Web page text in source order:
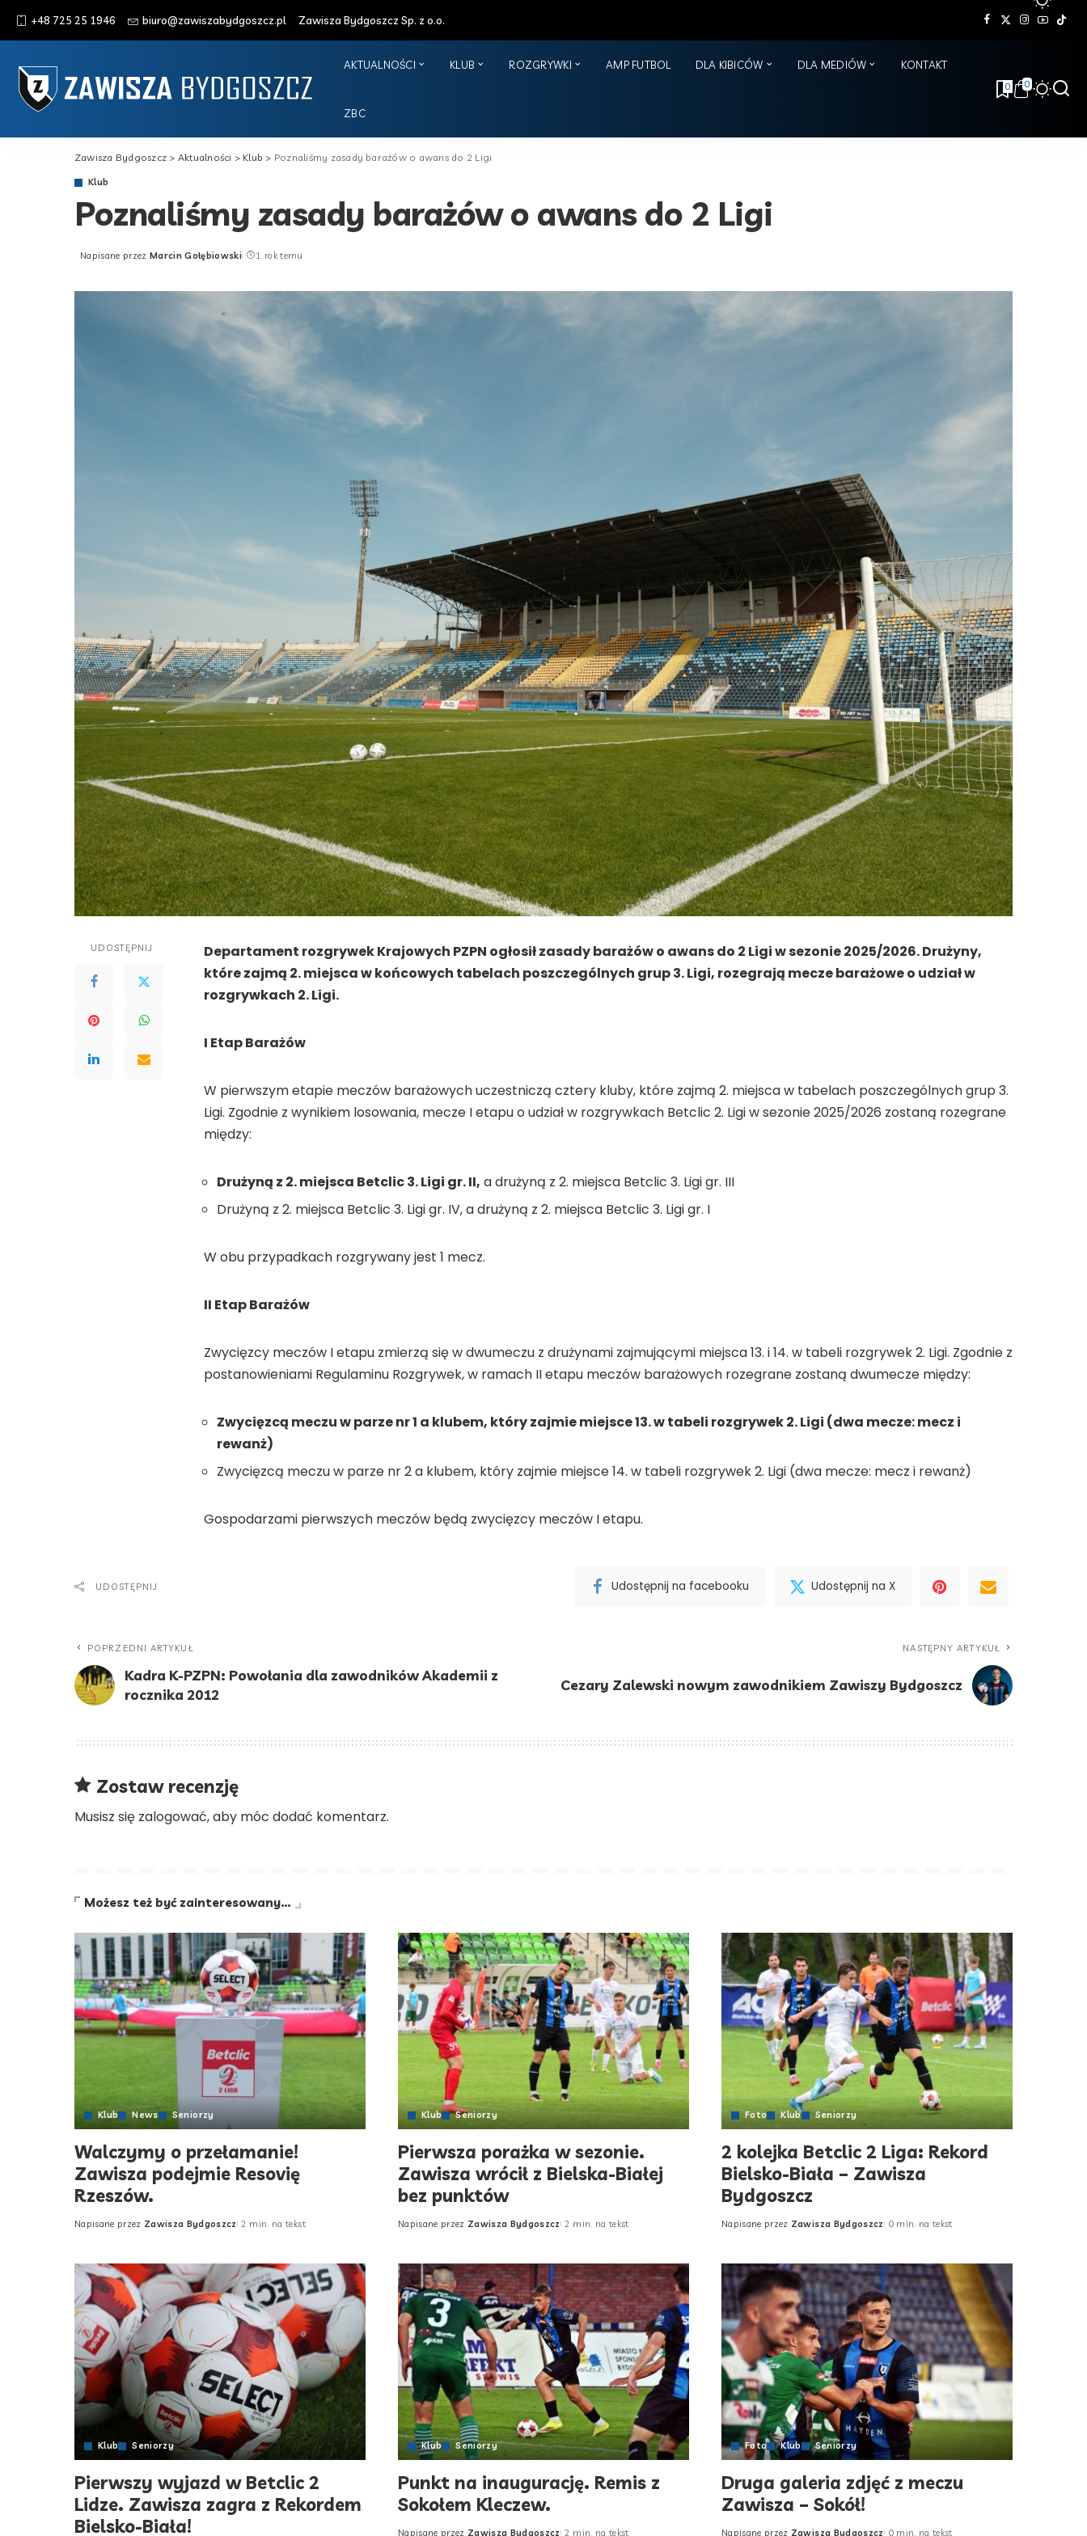
+48 725 25 1946 biuro@zawiszabydgoszcz.pl Zawisza Bydgoszcz Sp. z o.o.
AKTUALNOŚCI KLUB ROZGRYWKI AMP FUTBOL DLA KIBICÓW DLA MEDIÓW KONTAKT
ZBC
0 0
Zawisza Bydgoszcz > Aktualności > Klub > Poznaliśmy zasady barażów o awans do 2 Ligi
Klub
Poznaliśmy zasady barażów o awans do 2 Ligi
Posted
Napisane przez Marcin Gołębiowski 1 rok temu
UDOSTĘPNIJ
Departament rozgrywek Krajowych PZPN ogłosił zasady barażów o awans do 2 Ligi w sezonie 2025/2026. Drużyny,
które zajmą 2. miejsca w końcowych tabelach poszczególnych grup 3. Ligi, rozegrają mecze barażowe o udział w
rozgrywkach 2. Ligi.
I Etap Barażów
W pierwszym etapie meczów barażowych uczestniczą cztery kluby, które zajmą 2. miejsca w tabelach poszczególnych grup 3.
Ligi. Zgodnie z wynikiem losowania, mecze I etapu o udział w rozgrywkach Betclic 2. Ligi w sezonie 2025/2026 zostaną rozegrane
między:
Drużyną z 2. miejsca Betclic 3. Ligi gr. II, a drużyną z 2. miejsca Betclic 3. Ligi gr. III
Drużyną z 2. miejsca Betclic 3. Ligi gr. IV, a drużyną z 2. miejsca Betclic 3. Ligi gr. I
W obu przypadkach rozgrywany jest 1 mecz.
II Etap Barażów
Zwycięzcy meczów I etapu zmierzą się w dwumeczu z drużynami zajmującymi miejsca 13. i 14. w tabeli rozgrywek 2. Ligi. Zgodnie z
postanowieniami Regulaminu Rozgrywek, w ramach II etapu meczów barażowych rozegrane zostaną dwumecze między:
Zwycięzcą meczu w parze nr 1 a klubem, który zajmie miejsce 13. w tabeli rozgrywek 2. Ligi (dwa mecze: mecz i
rewanż)
Zwycięzcą meczu w parze nr 2 a klubem, który zajmie miejsce 14. w tabeli rozgrywek 2. Ligi (dwa mecze: mecz i rewanż)
Gospodarzami pierwszych meczów będą zwycięzcy meczów I etapu.
UDOSTĘPNIJ Udostępnij na facebooku Udostępnij na X
POPRZEDNI ARTYKUŁ
Kadra K-PZPN: Powołania dla zawodników Akademii z
rocznika 2012
NASTĘPNY ARTYKUŁ
Cezary Zalewski nowym zawodnikiem Zawiszy Bydgoszcz
Zostaw recenzję
Musisz się zalogować, aby móc dodać komentarz.
Możesz też być zainteresowany…
Klub News Seniorzy
Walczymy o przełamanie!
Zawisza podejmie Resovię
Rzeszów.
Posted
Napisane przez Zawisza Bydgoszcz 2 min. na tekst
Klub Seniorzy
Pierwsza porażka w sezonie.
Zawisza wrócił z Bielska-Białej
bez punktów
Posted
Napisane przez Zawisza Bydgoszcz 2 min. na tekst
Foto Klub Seniorzy
2 kolejka Betclic 2 Liga: Rekord
Bielsko-Biała – Zawisza
Bydgoszcz
Posted
Napisane przez Zawisza Bydgoszcz 0 min. na tekst
Klub Seniorzy
Pierwszy wyjazd w Betclic 2
Lidze. Zawisza zagra z Rekordem
Bielsko-Biała!
Klub Seniorzy
Punkt na inaugurację. Remis z
Sokołem Kleczew.
Napisane przez Zawisza Bydgoszcz 2 min. na tekst
Foto Klub Seniorzy
Druga galeria zdjęć z meczu
Zawisza – Sokół!
Napisane przez Zawisza Bydgoszcz 0 min. na tekst